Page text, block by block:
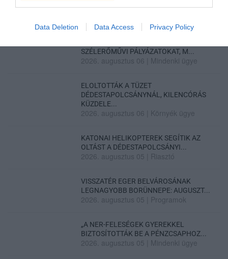
Data Deletion Data Access Privacy Policy
CSALÁDOKAT – HÁROM NAPON ÁT ING...
SZÉLERŐMŰVI PÁLYÁZATOKAT, M...
2026. augusztus 06 Mindenki ügye
ELOLTOTTÁK A TÜZET
DÉDESTAPOLCSÁNYNÁL, KILENCÓRÁS
KÜZDELE...
2026. augusztus 06 Környék ügye
KATONAI HELIKOPTEREK SEGÍTIK AZ
OLTÁST A DÉDESTAPOLCSÁNYI...
2026. augusztus 05 Riasztó
VISSZATÉR EGER BELVÁROSÁNAK
LEGNAGYOBB BORÜNNEPE: AUGUSZT...
2026. augusztus 05 Programok
„A NER-FELESÉGEK GYEREKKEL
BIZTOSÍTOTTÁK BE A PÉNZCSAPHOZ...
2026. augusztus 05 Mindenki ügye